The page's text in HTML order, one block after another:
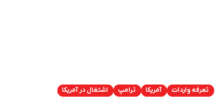
تعرفه واردات آمریکا ترامپ اشتغال در آمریکا